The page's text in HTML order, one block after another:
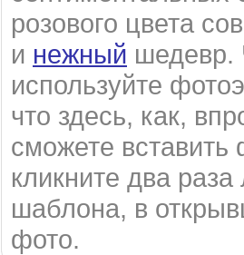
розового цвета
и нежный шедевр.
используйте
что здесь, как,
сможете
кликните два
шаблона, в
фото.